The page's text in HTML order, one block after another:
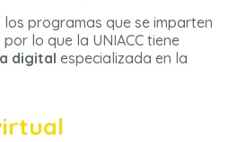
programas que se imparten
lo que la UNIACC tiene
digital especializada en la